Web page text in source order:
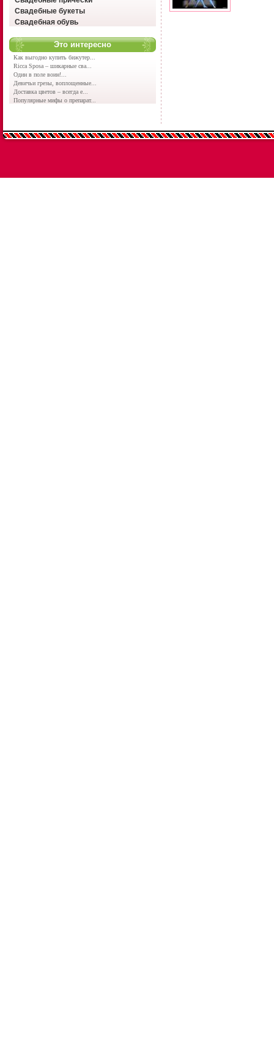
Свадебные букеты
Свадебная обувь
Это интересно
Как выгодно купить бижутер...
Ricca Sposa – шикарные сва...
Один в поле воин!...
Девичьи грезы, воплощенные...
Доставка цветов – всегда е...
Популярные мифы о препарат...